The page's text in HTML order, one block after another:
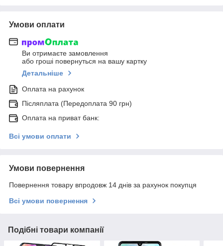
Умови оплати
Ви отримаєте замовлення
або гроші повернуться на вашу картку
Детальніше
Оплата на рахунок
Післяплата (Передоплата 90 грн)
Оплата на приват банк:
Всі умови оплати
Умови повернення
Повернення товару впродовж 14 днів за рахунок покупця
Всі умови повернення
Подібні товари компанії